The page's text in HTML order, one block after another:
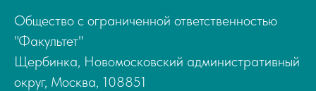
Общество с ограниченной ответственностью
"Факультет"
Щербинка, Новомосковский административный
округ, Москва, 108851